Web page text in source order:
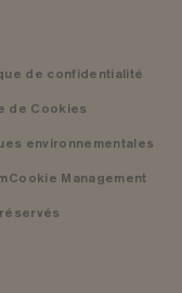
de confidentialité
de Cookies
environnementales
Cookie Management